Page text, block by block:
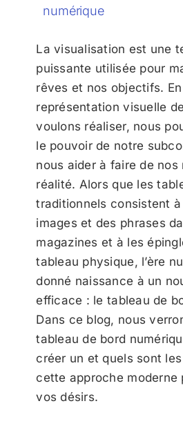
numérique
La visualisation est une
puissante utilisée pour
rêves et nos objectifs.
représentation visuelle
voulons réaliser, nous
le pouvoir de notre
nous aider à faire de nos
réalité. Alors que les
traditionnels consistent
images et des phrases
magazines et à les
tableau physique, l’ère
donné naissance à un
efficace : le tableau de
Dans ce blog, nous
tableau de bord
créer un et quels sont
cette approche moderne
vos désirs.